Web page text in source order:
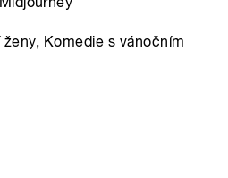
Komedie s vánočním